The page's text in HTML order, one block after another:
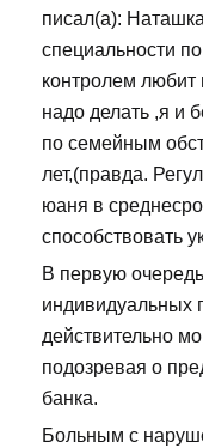
писал(а):
специальности
контролем любит
надо делать ,я и
по семейным
лет,(правда.
юаня в
способствовать
В первую
индивидуальных
действительно
подозревая о
банка.
Больным с